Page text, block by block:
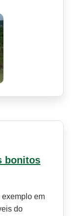
bonitos
em
do